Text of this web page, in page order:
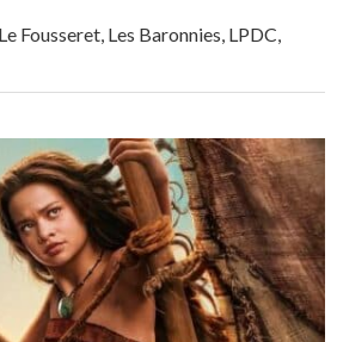
Le Fousseret, Les Baronnies, LPDC,